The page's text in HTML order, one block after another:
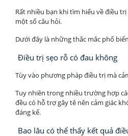
Rất nhiều bạn khi tìm hiểu về điều
một số câu hỏi.
Dưới đây là những thắc mắc phổ
Điều trị sẹo rỗ có đau không
Tùy vào phương pháp điều trị mà
Tuy nhiên trong nhiều trường hợp
đều có hỗ trợ gây tê nên cảm giác
đáng kể.
Bao lâu có thể thấy kết quả